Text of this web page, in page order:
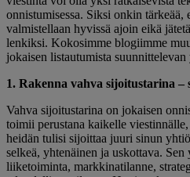
onnistumisessa. Siksi onkin tärkeää,
valmistellaan hyvissä ajoin eikä
lenkiksi. Kokosimme blogiimme
jokaisen listautumista
1. Rakenna vahva sijoitustarina –
Vahva sijoitustarina on jokaisen
toimii perustana kaikelle
heidän tulisi sijoittaa juuri sinun
selkeä, yhtenäinen ja uskottava. Sen
liiketoiminta, markkinatilanne,